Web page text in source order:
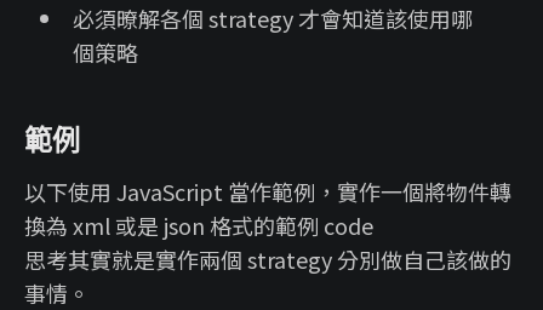
必須暸解各個 strategy 才會知道該使用哪
個策略
範例
以下使用 JavaScript 當作範例，實作一個將物件轉
換為 xml 或是 json 格式的範例 code
思考其實就是實作兩個 strategy 分別做自己該做的
事情。